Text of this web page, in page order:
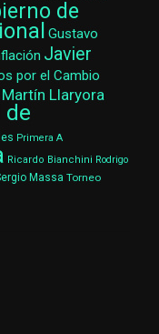
de
Gustavo
Javier
por el Cambio
Martín Llaryora
de
Primera A
Ricardo Bianchini Rodrigo
Massa Torneo